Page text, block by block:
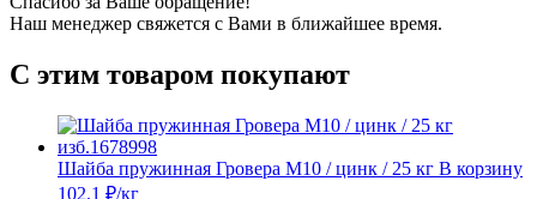
Наш менеджер свяжется с Вами в ближайшее время.
С этим товаром покупают
Шайба пружинная Гровера М10 / цинк / 25 кг В корзину
102.1 ₽/кг